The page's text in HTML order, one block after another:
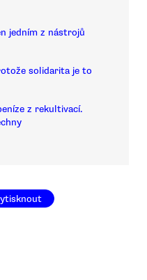
jedním z nástrojů
solidarita je to
z rekultivací.